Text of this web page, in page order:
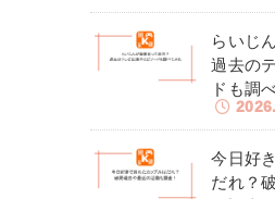
らいじ
過去の
ドも調
今日好
だれ？